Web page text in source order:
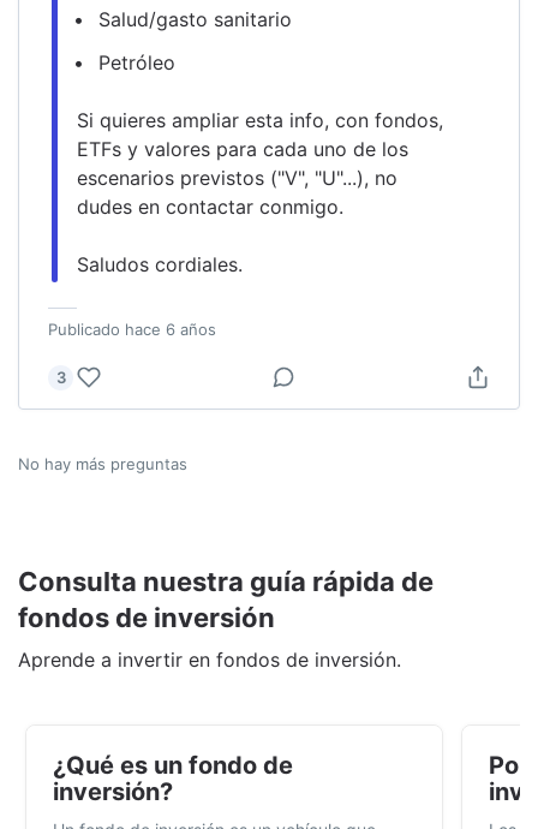
Salud/gasto sanitario
Petróleo
Si quieres ampliar esta info, con fondos,
ETFs y valores para cada uno de los
escenarios previstos ("V", "U"...), no
dudes en contactar conmigo.
Saludos cordiales.
Publicado hace 6 años
3
No hay más preguntas
Consulta nuestra guía rápida de
fondos de inversión
Aprende a invertir en fondos de inversión.
¿Qué es un fondo de
inversión?
Por